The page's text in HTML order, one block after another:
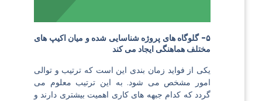
۵- گلوگاه های پروژه شناسایی شده و میان اکیپ های
مختلف هماهنگی ایجاد می کند
یکی از فواید زمان بندی این است که ترتیب و توالی
امور مشخص می شود. به این ترتیب معلوم می
گردد که کدام جبهه های کاری اهمیت بیشتری دارند و